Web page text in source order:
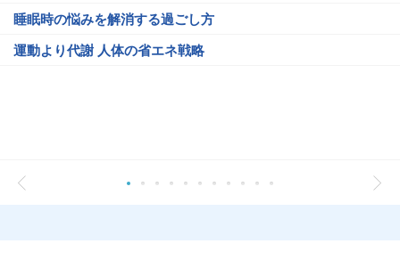
睡眠時の悩みを解消する過ごし方
運動より代謝 人体の省エネ戦略